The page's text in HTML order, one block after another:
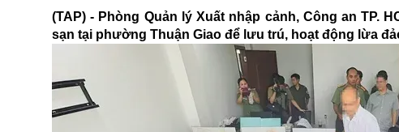
(TAP) - Phòng Quản lý Xuất nhập cảnh, Công an TP.
sạn tại phường Thuận Giao để lưu trú, hoạt động lừa